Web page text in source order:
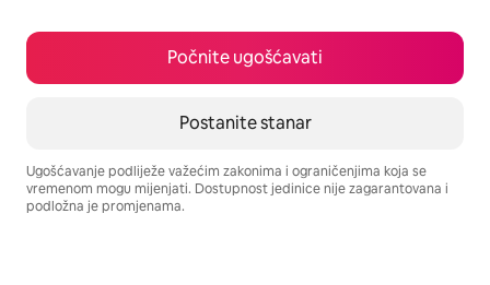
Počnite ugošćavati
Postanite stanar
Ugošćavanje podliježe važećim zakonima i ograničenjima koja se
vremenom mogu mijenjati. Dostupnost jedinice nije zagarantovana i
podložna je promjenama.